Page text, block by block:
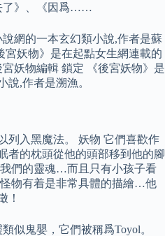
了》、《因爲……
說網的一本玄幻類小說,作者是蘇
宮妖物》是在起點女生網連載的
妖物編輯 鎖定 《後宮妖物》是
說,作者是溯漁。
列入黑魔法。 妖物 它們喜歡作
者的枕頭從他的頭部移到他的腳
們的靈魂…而且只有小孩子看
物有着是非常具體的描繪…他
！
似鬼嬰，它們被稱爲Toyol。